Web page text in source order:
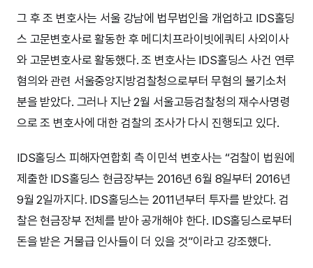
그 후 조 변호사는 서울 강남에 법무법인을 개업하고 IDS홀딩
스 고문변호사로 활동한 후 메디치프라이빗에쿼티 사외이사
와 고문변호사로 활동했다. 조 변호사는 IDS홀딩스 사건 연루
혐의와 관련 서울중앙지방검찰청으로부터 무혐의 불기소처
분을 받았다. 그러나 지난 2월 서울고등검찰청의 재수사명령
으로 조 변호사에 대한 검찰의 조사가 다시 진행되고 있다.
IDS홀딩스 피해자연합회 측 이민석 변호사는 “검찰이 법원에
제출한 IDS홀딩스 현금장부는 2016년 6월 8일부터 2016년
9월 2일까지다. IDS홀딩스는 2011년부터 투자를 받았다. 검
찰은 현금장부 전체를 받아 공개해야 한다. IDS홀딩스로부터
돈을 받은 거물급 인사들이 더 있을 것”이라고 강조했다.